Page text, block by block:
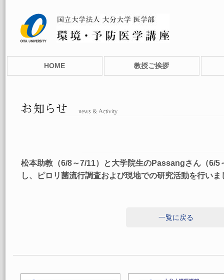
HOME 教授ご挨拶
松本助教（6/8～7/11）と大学院生のPassangさん（6/5
し、ピロリ菌流行調査および現地での研究活動を行い
一覧に戻る